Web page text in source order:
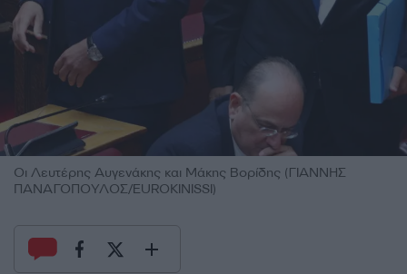
Οι Λευτέρης Αυγενάκης και Μάκης Βορίδης (ΓΙΑΝΝΗΣ
ΠΑΝΑΓΟΠΟΥΛΟΣ/EUROKINISSI)